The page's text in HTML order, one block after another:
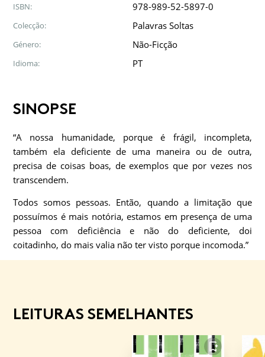
ISBN: 978-989-52-5897-0
Colecção: Palavras Soltas
Género: Não-Ficção
Idioma: PT
SINOPSE
“A nossa humanidade, porque é frágil, incompleta,
também ela deficiente de uma maneira ou de outra,
precisa de coisas boas, de exemplos que por vezes nos
transcendem.
Todos somos pessoas. Então, quando a limitação que
possuímos é mais notória, estamos em presença de uma
pessoa com deficiência e não do deficiente, doi
coitadinho, do mais valia não ter visto porque incomoda.”
LEITURAS SEMELHANTES